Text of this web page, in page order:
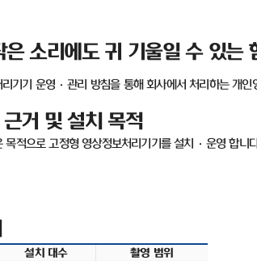
소리에도 귀 기울일 수 있는
기기 운영·관리 방침을 통해 회사에서 처리하는 개
거 및 설치 목적
적으로 고정형 영상정보처리기기를 설치 · 운영 합니
설치 대수 촬영 범위